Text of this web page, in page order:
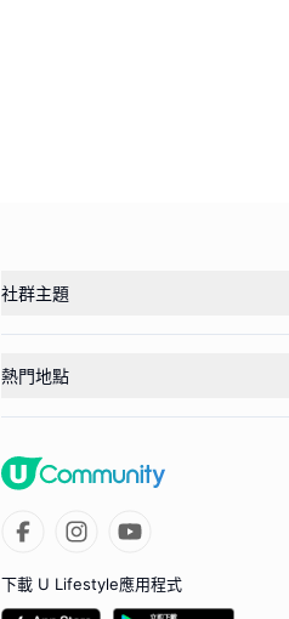
社群主題
熱門地點
下載 U Lifestyle應用程式